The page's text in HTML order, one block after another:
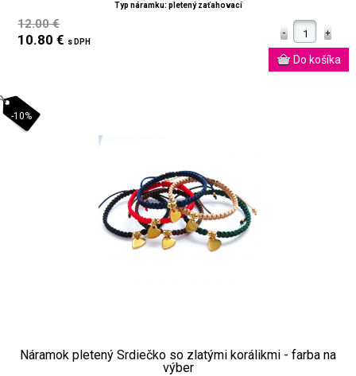
Typ náramku: pletený zaťahovací
12.00 €
10.80 € s DPH
-10%
Náramok pletený Srdiečko so zlatými korálikmi - farba na
výber